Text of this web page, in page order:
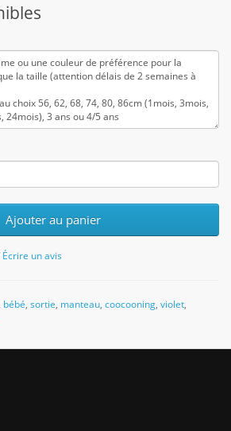
Ajouter au panier
Écrire un avis
bébé, sortie, manteau, coocooning, violet,